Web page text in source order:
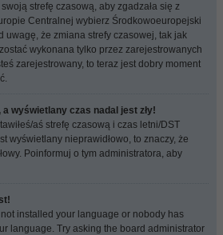
strefę czasową, aby zgadzała się z
Centralnej wybierz Środkowoeuropejski
uwagę, że zmiana strefy czasowej, tak jak
wykonana tylko przez zarejestrowanych
zarejestrowany, to teraz jest dobry moment
wyświetlany czas nadal jest zły!
aś strefę czasową i czas letni/DST
wyświetlany nieprawidłowo, to znaczy, że
Poinformuj o tym administratora, aby
installed your language or nobody has
language. Try asking the board administrator